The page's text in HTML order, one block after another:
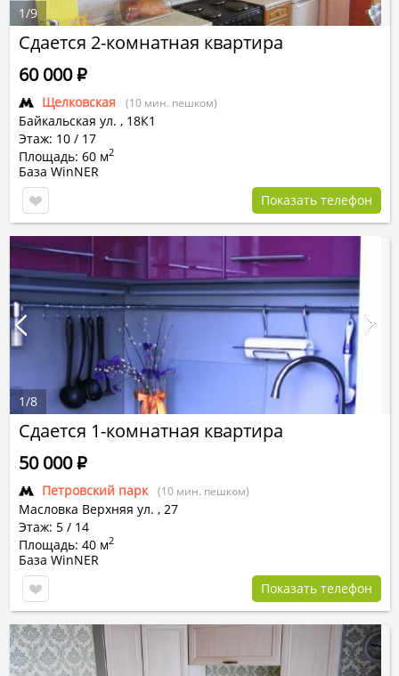
Сдается 2-комнатная квартира
Щелковская (10 мин. пешком)
Байкальская ул. , 18К1
Этаж: 10 / 17
Площадь: 60 м2
60 000Р
База WinNER
Показать телефон
1/9
Сдается 1-комнатная квартира
Петровский парк (10 мин. пешком)
Масловка Верхняя ул. , 27
Этаж: 5 / 14
Площадь: 40 м2
50 000Р
База WinNER
Показать телефон
1/8